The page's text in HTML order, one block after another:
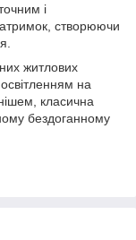
і
створюючи
житлових
на
класична
бездоганному